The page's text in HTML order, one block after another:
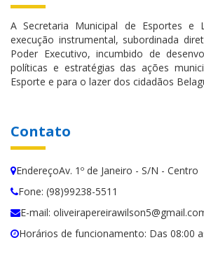
A Secretaria Municipal de Esportes
execução instrumental, subordinada
Poder Executivo, incumbido de
políticas e estratégias das ações
Esporte e para o lazer dos cidadãos
Contato
EndereçoAv. 1º de Janeiro - S/N - Centro
Fone: (98)99238-5511
E-mail:
Horários de funcionamento: Das 08:00